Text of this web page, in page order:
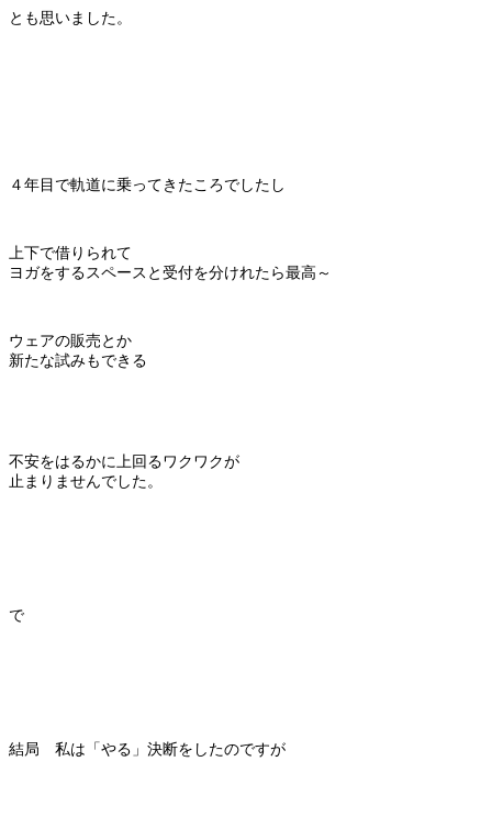
とも思いました。
４年目で軌道に乗ってきたころでしたし
上下で借りられて
ヨガをするスペースと受付を分けれたら最高～
ウェアの販売とか
新たな試みもできる
不安をはるかに上回るワクワクが
止まりませんでした。
で
結局 私は「やる」決断をしたのですが